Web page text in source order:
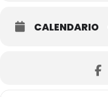
CALENDARIO